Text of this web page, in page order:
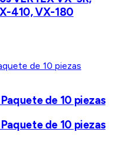
410, VX-180
de 10 piezas
de 10 piezas